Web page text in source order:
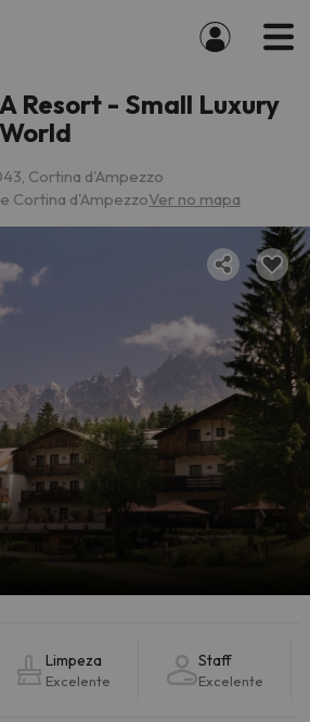
Resort - Small Luxury
Cortina d'Ampezzo
Cortina d'AmpezzoVer no mapa
Limpeza
Excelente
Staff
Excelente